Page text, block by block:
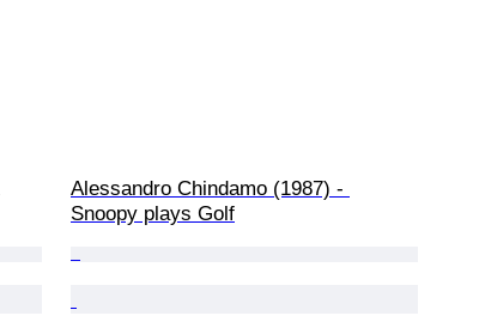
Alessandro Chindamo (1987) -
Snoopy plays Golf